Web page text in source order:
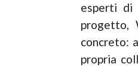
esperti di
progetto,
concreto:
propria